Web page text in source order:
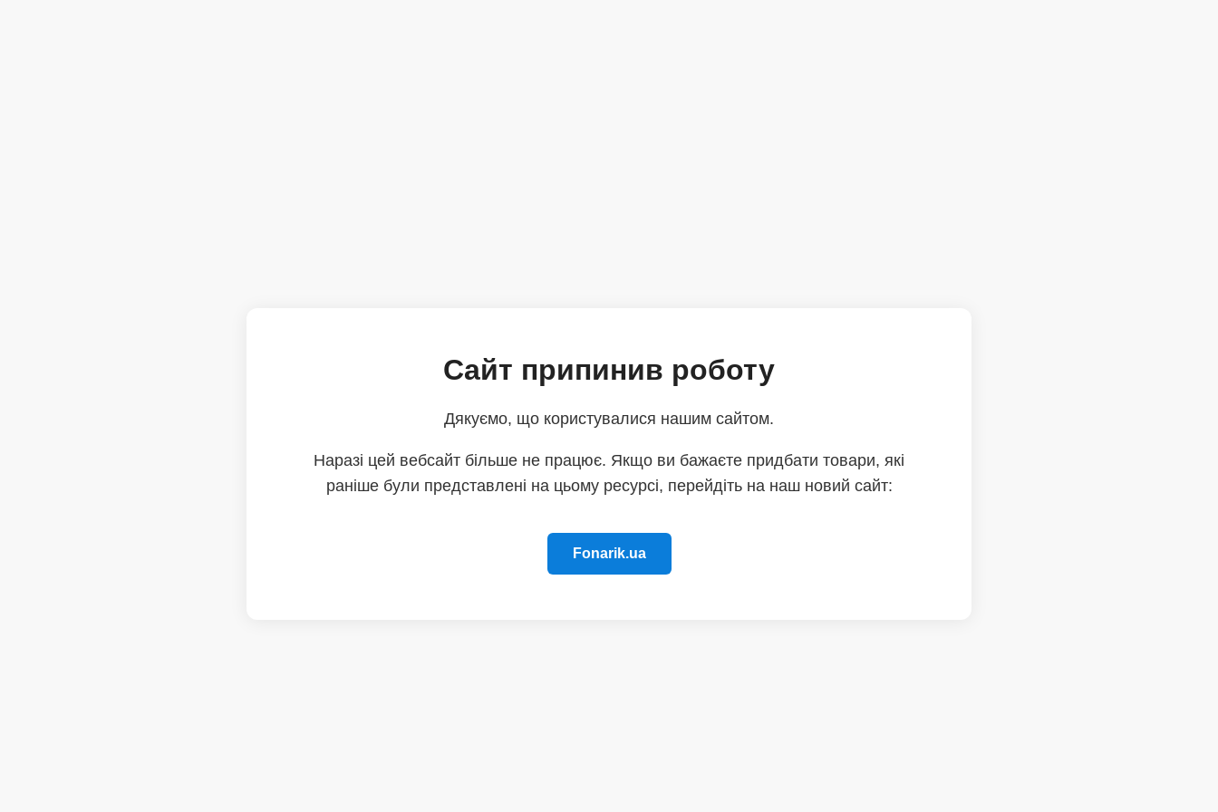
Сайт припинив роботу
Дякуємо, що користувалися нашим сайтом.
Наразі цей вебсайт більше не працює. Якщо ви бажаєте придбати товари, які
раніше були представлені на цьому ресурсі, перейдіть на наш новий сайт:
Fonarik.ua